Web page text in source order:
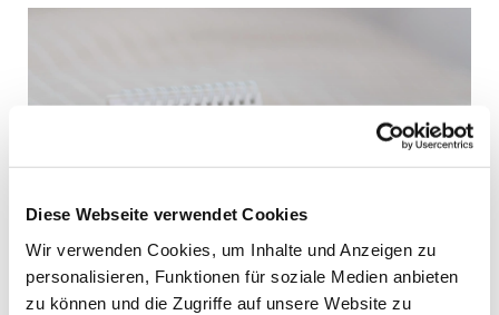
Diese Webseite verwendet Cookies
Wir verwenden Cookies, um Inhalte und Anzeigen zu
personalisieren, Funktionen für soziale Medien anbieten
zu können und die Zugriffe auf unsere Website zu